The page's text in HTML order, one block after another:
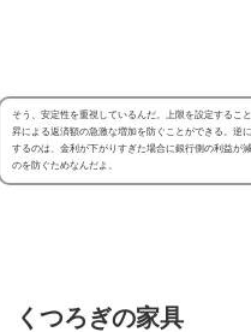
そう、安定性を重視しているんだ。上限を設定するこ
昇による返済額の急激な増加を防ぐことができる。逆
するのは、金利が下がりすぎた場合に銀行側の利益が
のを防ぐためなんだよ。
くつろぎの家具